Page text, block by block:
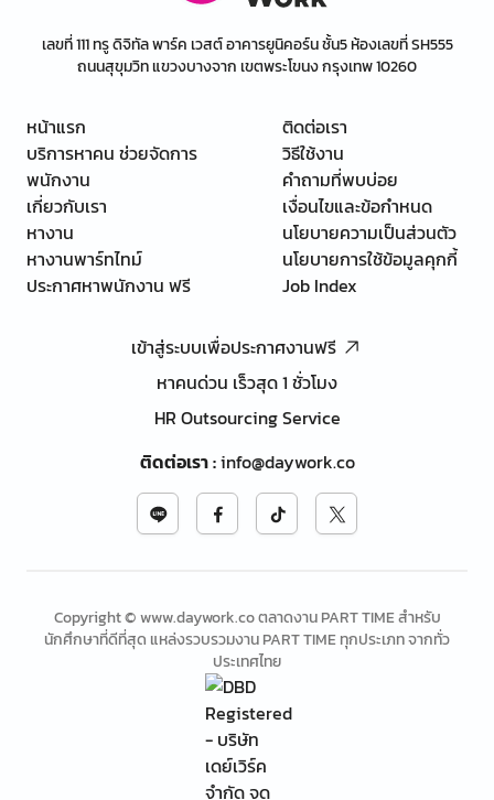
เลขที่ 111 ทรู ดิจิทัล พาร์ค เวสต์ อาคารยูนิคอร์น ชั้น5 ห้องเลขที่ SH555
ถนนสุขุมวิท แขวงบางจาก เขตพระโขนง กรุงเทพ 10260
หน้าแรก
บริการหาคน ช่วยจัดการ
พนักงาน
เกี่ยวกับเรา
หางาน
หางานพาร์ทไทม์
ประกาศหาพนักงาน ฟรี
ติดต่อเรา
วิธีใช้งาน
คำถามที่พบบ่อย
เงื่อนไขและข้อกำหนด
นโยบายความเป็นส่วนตัว
นโยบายการใช้ข้อมูลคุกกี้
Job Index
เข้าสู่ระบบเพื่อประกาศงานฟรี
หาคนด่วน เร็วสุด 1 ชั่วโมง
HR Outsourcing Service
ติดต่อเรา:info@daywork.co
Copyright © www.daywork.co ตลาดงาน PART TIME สำหรับ
นักศึกษาที่ดีที่สุด แหล่งรวบรวมงาน PART TIME ทุกประเภท จากทั่ว
ประเทศไทย